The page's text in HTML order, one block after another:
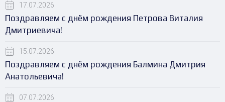
17.07.2026
Поздравляем с днём рождения Петрова Виталия
Дмитриевича!
15.07.2026
Поздравляем с днём рождения Балмина Дмитрия
Анатольевича!
07.07.2026